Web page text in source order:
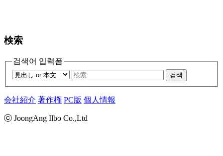
検索
검색어 입력폼
검색
会社紹介 著作権 PC版 個人情報
ⓒ JoongAng Ilbo Co.,Ltd